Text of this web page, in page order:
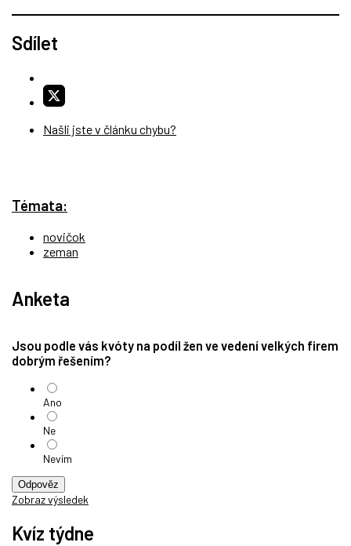
Sdílet
Našli jste v článku chybu?
Témata:
novičok
zeman
Anketa
Jsou podle vás kvóty na podíl žen ve vedení velkých firem
dobrým řešením?
Ano
Ne
Nevím
Odpověz
Zobraz výsledek
Kvíz týdne